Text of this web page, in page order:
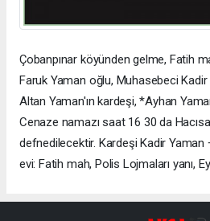
Çobanpınar köyünden gelme, Fatih
Faruk Yaman oğlu, Muhasebeci
Altan Yaman'ın kardeşi, *Ayhan
Cenaze namazı saat 16 30 da
defnedilecektir. Kardeşi Kadir Yaman
evi: Fatih mah, Polis Lojmaları yanı,